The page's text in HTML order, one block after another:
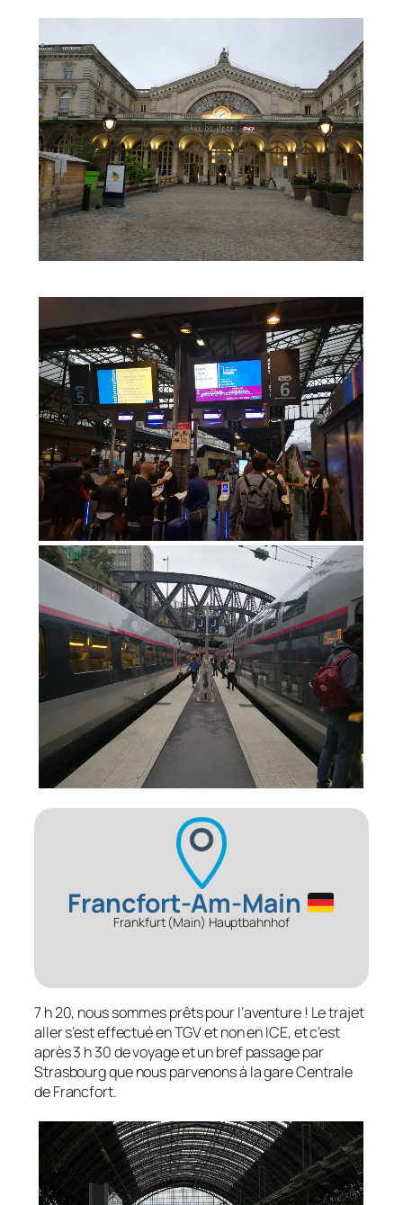
Francfort-Am-Main
Frankfurt (Main) Hauptbahnhof
7 h 20, nous sommes prêts pour l’aventure ! Le trajet
aller s’est effectué en TGV et non en ICE, et c’est
après 3 h 30 de voyage et un bref passage par
Strasbourg que nous parvenons à la gare Centrale
de Francfort.